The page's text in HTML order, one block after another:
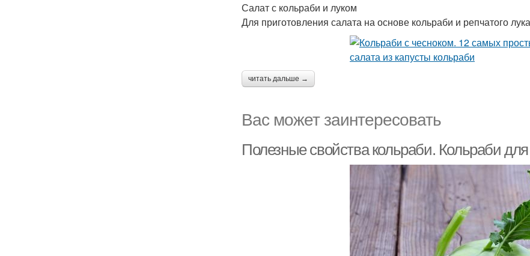
Салат с кольраби и луком
Для приготовления салата на основе кольраби и репчатого
читать дальше →
Вас может заинтересовать
Полезные свойства кольраби. Кольраби